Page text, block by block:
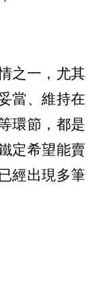
之一，尤其
當、維持在
環節，都是
定希望能賣
經出現多筆